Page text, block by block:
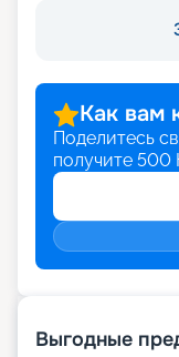
Как вам
Поделитесь
получите 500
Выгодные